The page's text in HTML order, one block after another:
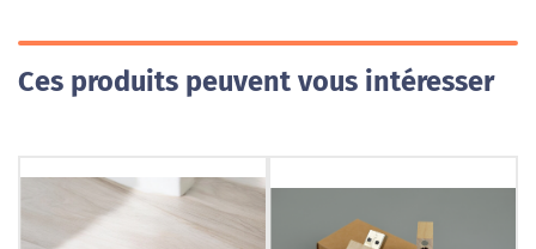
Ces produits peuvent vous intéresser